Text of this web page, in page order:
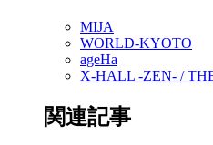
MIJA
WORLD-KYOTO
ageHa
X-HALL -ZEN- /
関連記事